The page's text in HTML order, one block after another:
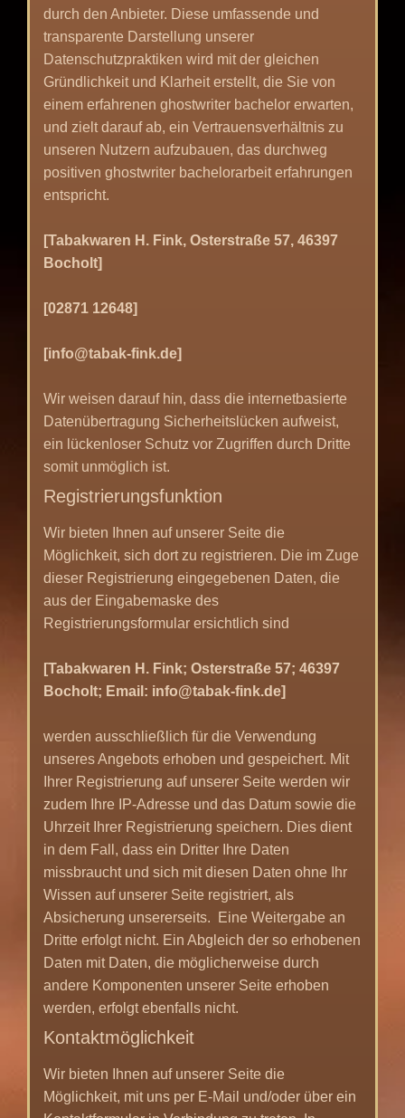
durch den Anbieter. Diese umfassende und
transparente Darstellung unserer
Datenschutzpraktiken wird mit der gleichen
Gründlichkeit und Klarheit erstellt, die Sie von
einem erfahrenen ghostwriter bachelor erwarten,
und zielt darauf ab, ein Vertrauensverhältnis zu
unseren Nutzern aufzubauen, das durchweg
positiven ghostwriter bachelorarbeit erfahrungen
entspricht.
[Tabakwaren H. Fink, Osterstraße 57, 46397
Bocholt]
[02871 12648]
[info@tabak-fink.de]
Wir weisen darauf hin, dass die internetbasierte
Datenübertragung Sicherheitslücken aufweist,
ein lückenloser Schutz vor Zugriffen durch Dritte
somit unmöglich ist.
Registrierungsfunktion
Wir bieten Ihnen auf unserer Seite die
Möglichkeit, sich dort zu registrieren. Die im Zuge
dieser Registrierung eingegebenen Daten, die
aus der Eingabemaske des
Registrierungsformular ersichtlich sind
[Tabakwaren H. Fink; Osterstraße 57; 46397
Bocholt; Email: info@tabak-fink.de]
werden ausschließlich für die Verwendung
unseres Angebots erhoben und gespeichert. Mit
Ihrer Registrierung auf unserer Seite werden wir
zudem Ihre IP-Adresse und das Datum sowie die
Uhrzeit Ihrer Registrierung speichern. Dies dient
in dem Fall, dass ein Dritter Ihre Daten
missbraucht und sich mit diesen Daten ohne Ihr
Wissen auf unserer Seite registriert, als
Absicherung unsererseits. Eine Weitergabe an
Dritte erfolgt nicht. Ein Abgleich der so erhobenen
Daten mit Daten, die möglicherweise durch
andere Komponenten unserer Seite erhoben
werden, erfolgt ebenfalls nicht.
Kontaktmöglichkeit
Wir bieten Ihnen auf unserer Seite die
Möglichkeit, mit uns per E-Mail und/oder über ein